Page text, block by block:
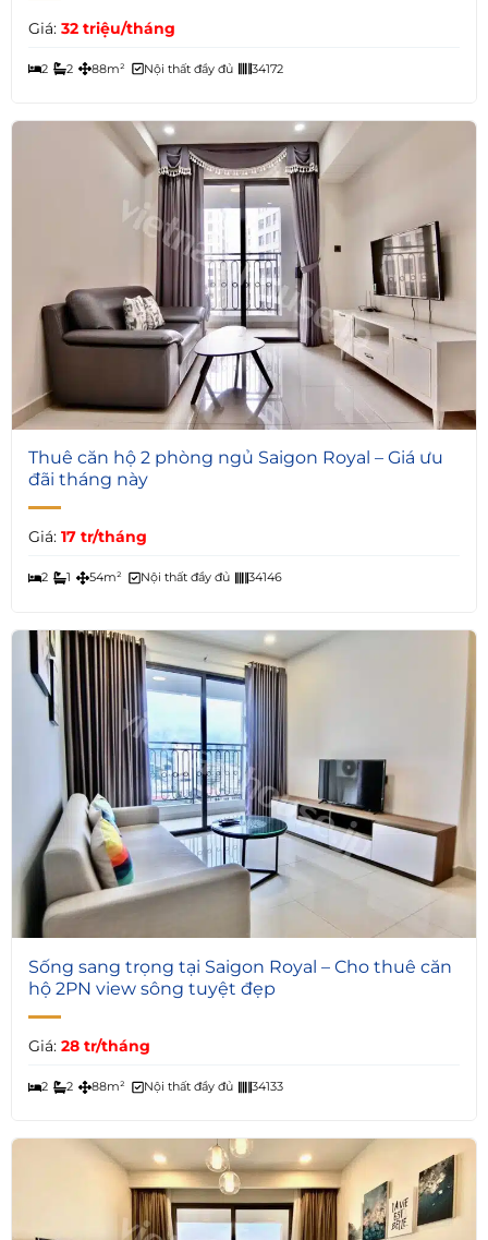
Giá: 32 triệu/tháng
2 2 88m² Nội thất đầy đủ 34172
6
Thuê căn hộ 2 phòng ngủ Saigon Royal – Giá ưu
đãi tháng này
Giá: 17 tr/tháng
2 1 54m² Nội thất đầy đủ 34146
7
Sống sang trọng tại Saigon Royal – Cho thuê căn
hộ 2PN view sông tuyệt đẹp
Giá: 28 tr/tháng
2 2 88m² Nội thất đầy đủ 34133